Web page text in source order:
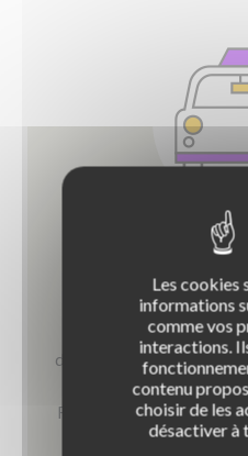
Cours de Code de la
L'entretien des pneus
déplacer sur route en
l'usure des pneus,
Rousseau fait baisser la
cours
Les cookies
informations
comme vos
interactions.
contenu
choisir de les
désactiver à